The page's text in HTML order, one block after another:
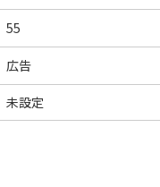
55
広告
未設定